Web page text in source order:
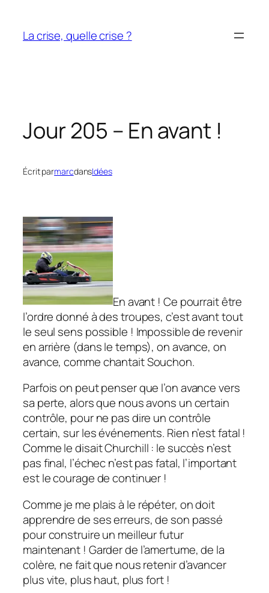
contenu
La crise, quelle crise ?
Jour 205 – En avant !
Écrit parmarcdansIdées
En avant ! Ce pourrait être
l’ordre donné à des troupes, c’est avant tout
le seul sens possible ! Impossible de revenir
en arrière (dans le temps), on avance, on
avance, comme chantait Souchon.
Parfois on peut penser que l’on avance vers
sa perte, alors que nous avons un certain
contrôle, pour ne pas dire un contrôle
certain, sur les événements. Rien n’est fatal !
Comme le disait Churchill : le succès n’est
pas final, l’échec n’est pas fatal, l’important
est le courage de continuer !
Comme je me plais à le répéter, on doit
apprendre de ses erreurs, de son passé
pour construire un meilleur futur
maintenant ! Garder de l’amertume, de la
colère, ne fait que nous retenir d’avancer
plus vite, plus haut, plus fort !